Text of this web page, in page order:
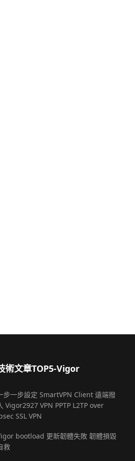
塊
術文章TOP5-Vigor
步一步設定 SmartVPN Client 遠端撥
Vigor2927 VPN PPTP L2TP over
SSL VPN
bootload 更新韌體失敗 韌體損毀
救